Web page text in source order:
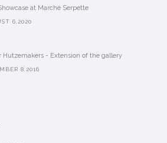
at Marché Serpette
6,2020
Hutzemakers - Extension of the gallery
8,2016